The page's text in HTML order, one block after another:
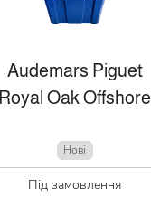
Audemars Piguet
Royal Oak Offshore
Нові
Під замовлення